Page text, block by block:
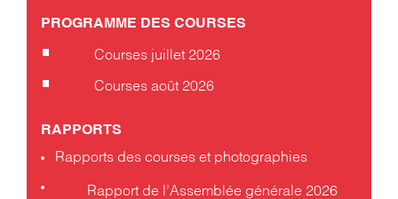
PROGRAMME DES COURSES
Courses juillet 2026
Courses août 2026
RAPPORTS
Rapports des courses et photographies
Rapport de l’Assemblée générale 2026